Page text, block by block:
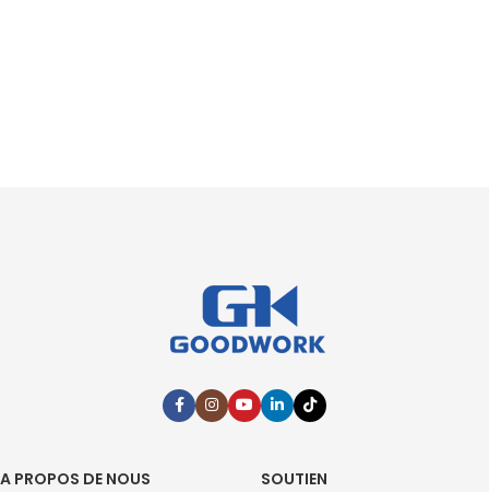
A PROPOS DE NOUS
SOUTIEN